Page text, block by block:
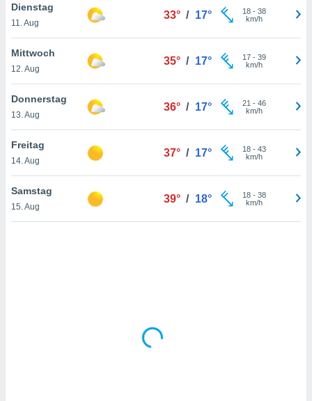
jederzeit
Rand
Dienstag
11. Aug
33° / 17° 18- 38
km/h
Mittwoch
12. Aug
35° / 17° 17- 39
km/h
Donnerstag
13. Aug
36° / 17° 21 - 46
km/h
Freitag
14. Aug
37° / 17° 18- 43
km/h
Samstag
15. Aug
39° / 18° 18- 38
km/h